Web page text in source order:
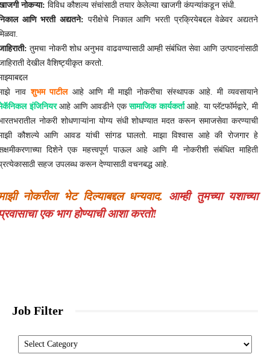
नोकऱ्या: विविध कौशल्य संचांसाठी तयार केलेल्या खाजगी कंपन्यांकडून संधी.
आणि भरती अद्यतने: परीक्षेचे निकाल आणि भरती प्रक्रियेबद्दल वेळेवर अद्यतने
तुमचा नोकरी शोध अनुभव वाढवण्यासाठी आम्ही संबंधित सेवा आणि उत्पादनांसाठी
देखील वैशिष्ट्यीकृत करतो.
नावशुभम पाटीलआहे आणि मी माझी नोकरीचा संस्थापक आहे. मी व्यवसायाने
इंजिनियरआहे आणि आवडीने एकसामाजिक कार्यकर्ताआहे. या प्लॅटफॉर्मद्वारे, मी
नोकरी शोधणाऱ्यांना योग्य संधी शोधण्यात मदत करून समाजसेवा करण्याची
कौशल्ये आणि आवड यांची सांगड घालतो. माझा विश्वास आहे की रोजगार हे
दिशेने एक महत्त्वपूर्ण पाऊल आहे आणि मी नोकरीशी संबंधित माहिती
सहज उपलब्ध करून देण्यासाठी वचनबद्ध आहे.
नोकरीला भेट दिल्याबद्दल धन्यवाद. आम्ही तुमच्या यशाच्या
एक भाग होण्याची आशा करतो!
Job Filter
Categories